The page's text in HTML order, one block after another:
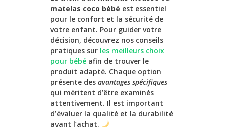
matelas coco bébé est essentiel
pour le confort et la sécurité de
votre enfant. Pour guider votre
décision, découvrez nos conseils
pratiques sur les meilleurs choix
pour bébé afin de trouver le
produit adapté. Chaque option
présente des avantages spécifiques
qui méritent d’être examinés
attentivement. Il est important
d’évaluer la qualité et la durabilité
avant l’achat.